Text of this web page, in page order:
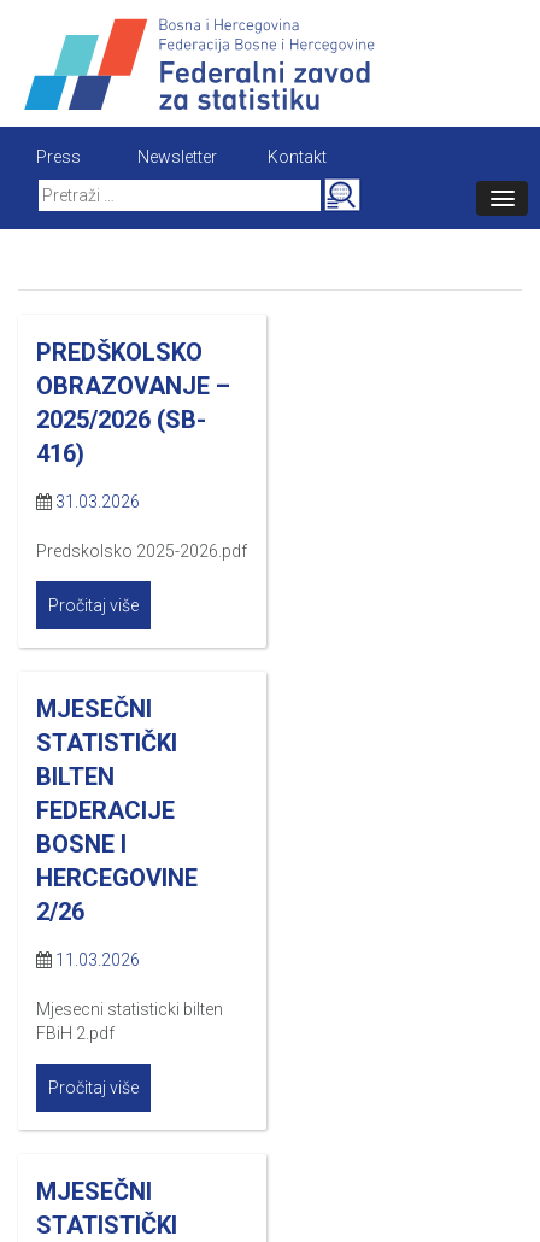
content
Press Newsletter
Kontakt
Search
for:
PREDŠKOLSKO
OBRAZOVANJE –
2025/2026 (SB-
416)
31.03.2026
Predskolsko 2025-2026.pdf
Pročitaj više
MJESEČNI
STATISTIČKI
BILTEN
FEDERACIJE
BOSNE I
HERCEGOVINE
2/26
11.03.2026
Mjesecni statisticki bilten
FBiH 2.pdf
Pročitaj više
MJESEČNI
STATISTIČKI